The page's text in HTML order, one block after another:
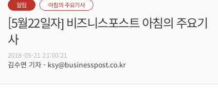
알림 아침의 주요기사
[5월22일자] 비즈니스포스트 아침의 주요기
사
2018-05-21 21:00:21
김수연 기자 - ksy@businesspost.co.kr